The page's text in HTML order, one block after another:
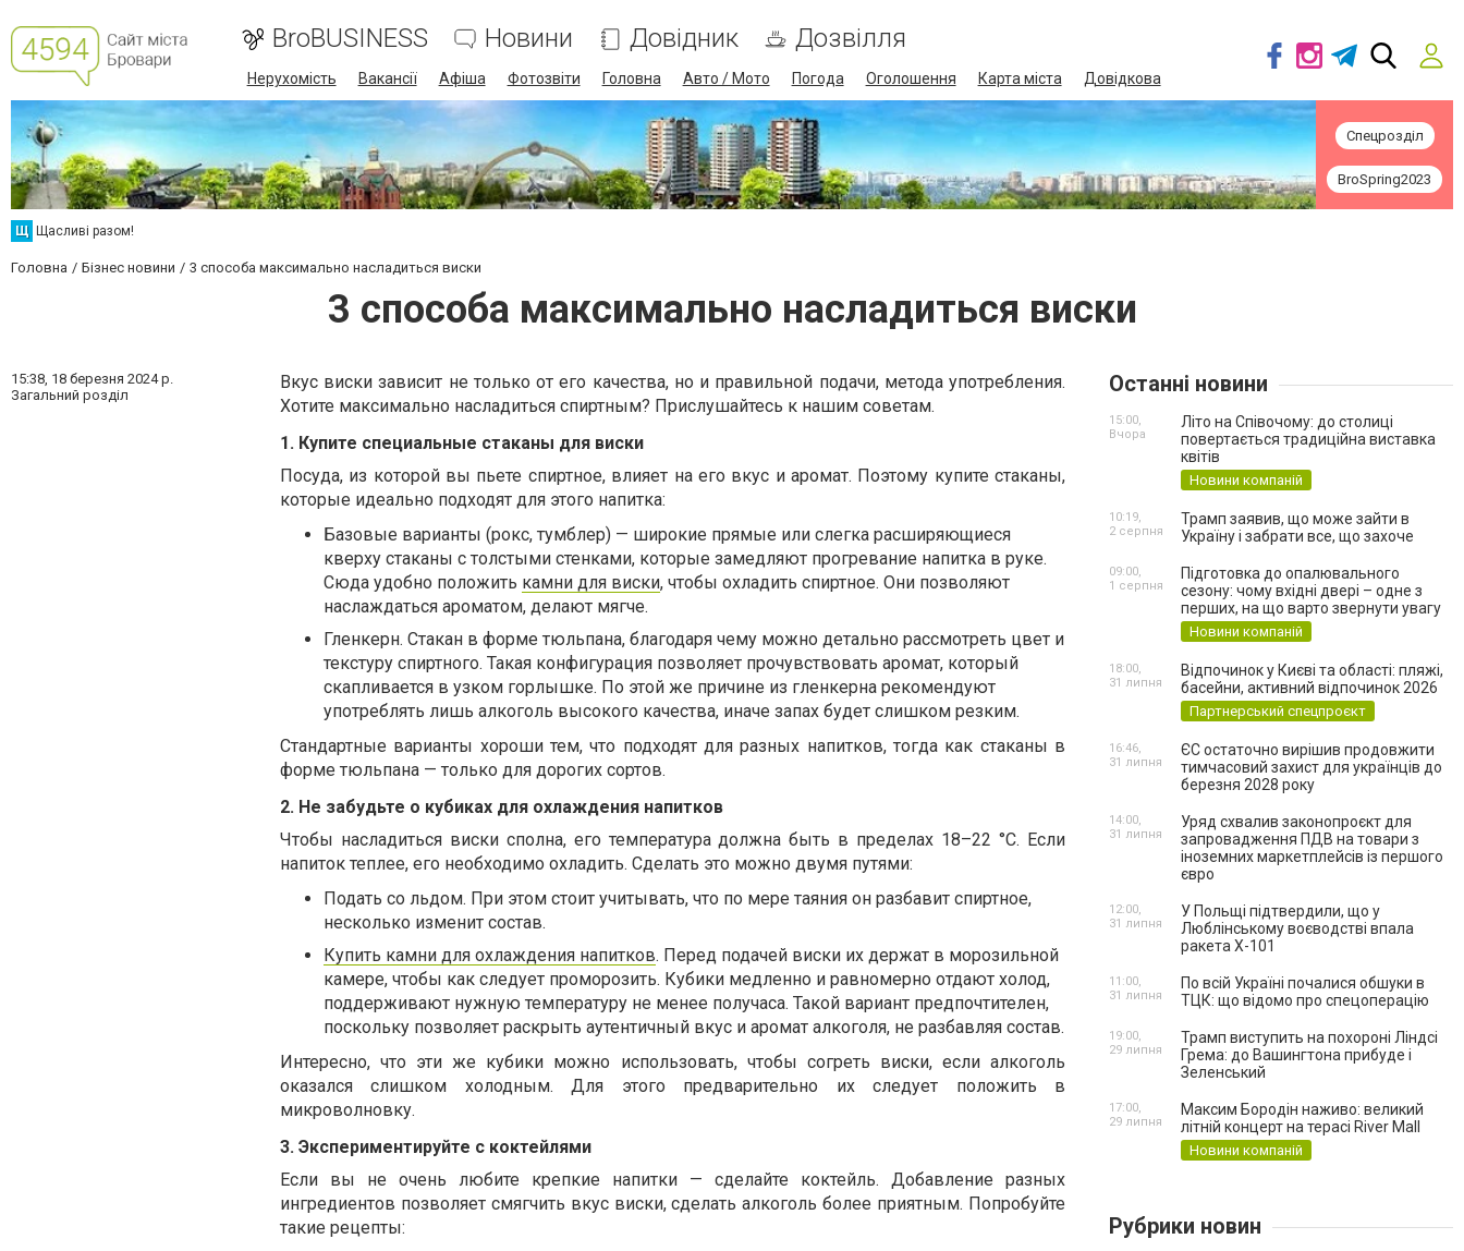
BroBUSINESS Новини Довідник Дозвілля
Нерухомість Вакансії Афіша Фотозвіти Головна Авто / Мото Погода Оголошення Карта міста Довідкова
Спецрозділ
BroSpring2023
Щ Щасливі разом!
Головна Бізнес новини 3 способа максимально насладиться виски
3 способа максимально насладиться виски
15:38, 18 березня 2024 р.
Загальний розділ
Вкус виски зависит не только от его качества, но и правильной подачи, метода употребления.
Хотите максимально насладиться спиртным? Прислушайтесь к нашим советам.
1. Купите специальные стаканы для виски
Посуда, из которой вы пьете спиртное, влияет на его вкус и аромат. Поэтому купите стаканы,
которые идеально подходят для этого напитка:
Базовые варианты (рокс, тумблер) — широкие прямые или слегка расширяющиеся
кверху стаканы с толстыми стенками, которые замедляют прогревание напитка в руке.
Сюда удобно положить камни для виски, чтобы охладить спиртное. Они позволяют
наслаждаться ароматом, делают мягче.
Гленкерн. Стакан в форме тюльпана, благодаря чему можно детально рассмотреть цвет и
текстуру спиртного. Такая конфигурация позволяет прочувствовать аромат, который
скапливается в узком горлышке. По этой же причине из гленкерна рекомендуют
употреблять лишь алкоголь высокого качества, иначе запах будет слишком резким.
Стандартные варианты хороши тем, что подходят для разных напитков, тогда как стаканы в
форме тюльпана — только для дорогих сортов.
2. Не забудьте о кубиках для охлаждения напитков
Чтобы насладиться виски сполна, его температура должна быть в пределах 18–22 °С. Если
напиток теплее, его необходимо охладить. Сделать это можно двумя путями:
Подать со льдом. При этом стоит учитывать, что по мере таяния он разбавит спиртное,
несколько изменит состав.
Купить камни для охлаждения напитков. Перед подачей виски их держат в морозильной
камере, чтобы как следует проморозить. Кубики медленно и равномерно отдают холод,
поддерживают нужную температуру не менее получаса. Такой вариант предпочтителен,
поскольку позволяет раскрыть аутентичный вкус и аромат алкоголя, не разбавляя состав.
Интересно, что эти же кубики можно использовать, чтобы согреть виски, если алкоголь
оказался слишком холодным. Для этого предварительно их следует положить в
микроволновку.
3. Экспериментируйте с коктейлями
Если вы не очень любите крепкие напитки — сделайте коктейль. Добавление разных
ингредиентов позволяет смягчить вкус виски, сделать алкоголь более приятным. Попробуйте
такие рецепты:
Останні новини
Літо на Співочому: до столиці
повертається традиційна виставка
квітів
Новини компаній
15:00,
Вчора
Трамп заявив, що може зайти в
Україну і забрати все, що захоче
10:19,
2 серпня
Підготовка до опалювального
сезону: чому вхідні двері – одне з
перших, на що варто звернути увагу
Новини компаній
09:00,
1 серпня
Відпочинок у Києві та області: пляжі,
басейни, активний відпочинок 2026
Партнерський спецпроєкт
18:00,
31 липня
ЄС остаточно вирішив продовжити
тимчасовий захист для українців до
березня 2028 року
16:46,
31 липня
Уряд схвалив законопроєкт для
запровадження ПДВ на товари з
іноземних маркетплейсів із першого
євро
14:00,
31 липня
У Польщі підтвердили, що у
Люблінському воєводстві впала
ракета Х-101
12:00,
31 липня
По всій Україні почалися обшуки в
ТЦК: що відомо про спецоперацію
11:00,
31 липня
Трамп виступить на похороні Ліндсі
Грема: до Вашингтона прибуде і
Зеленський
19:00,
29 липня
Максим Бородін наживо: великий
літній концерт на терасі River Mall
Новини компаній
17:00,
29 липня
Рубрики новин